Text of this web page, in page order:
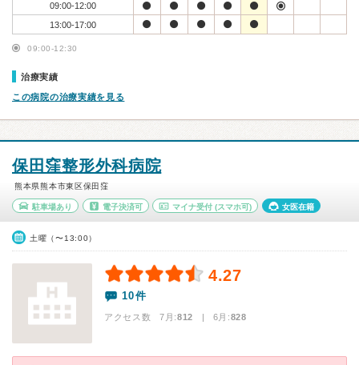
09:00-12:00
13:00-17:00
09:00-12:30
治療実績
この病院の治療実績を見る
保田窪整形外科病院
熊本県熊本市東区保田窪
駐車場あり 電子決済可 マイナ受付 (スマホ可) 女医在籍
土曜（〜13:00）
4.27
10件
アクセス数 7月:812 | 6月:828